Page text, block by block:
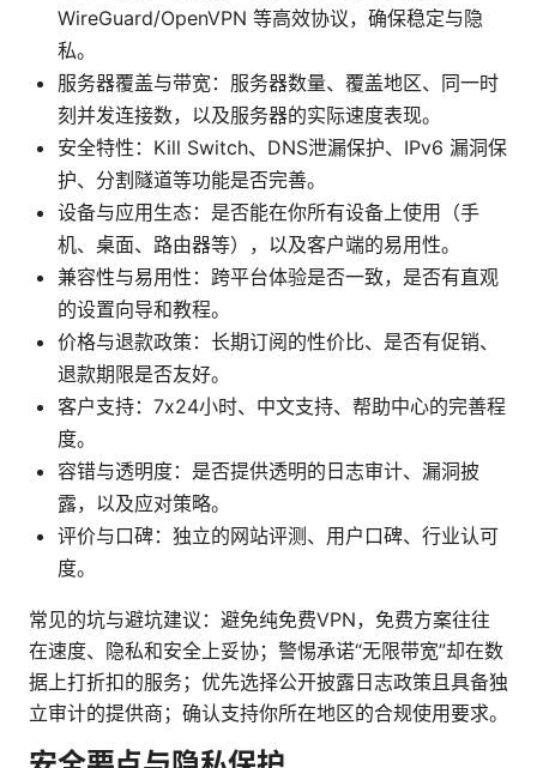
WireGuard/OpenVPN 等高效协议，确保稳定与隐
私。
服务器覆盖与带宽：服务器数量、覆盖地区、同一时
刻并发连接数，以及服务器的实际速度表现。
安全特性：Kill Switch、DNS泄漏保护、IPv6 漏洞保
护、分割隧道等功能是否完善。
设备与应用生态：是否能在你所有设备上使用（手
机、桌面、路由器等），以及客户端的易用性。
兼容性与易用性：跨平台体验是否一致，是否有直观
的设置向导和教程。
价格与退款政策：长期订阅的性价比、是否有促销、
退款期限是否友好。
客户支持：7x24小时、中文支持、帮助中心的完善程
度。
容错与透明度：是否提供透明的日志审计、漏洞披
露，以及应对策略。
评价与口碑：独立的网站评测、用户口碑、行业认可
度。
常见的坑与避坑建议：避免纯免费VPN，免费方案往往
在速度、隐私和安全上妥协；警惕承诺“无限带宽”却在数
据上打折扣的服务；优先选择公开披露日志政策且具备独
立审计的提供商；确认支持你所在地区的合规使用要求。